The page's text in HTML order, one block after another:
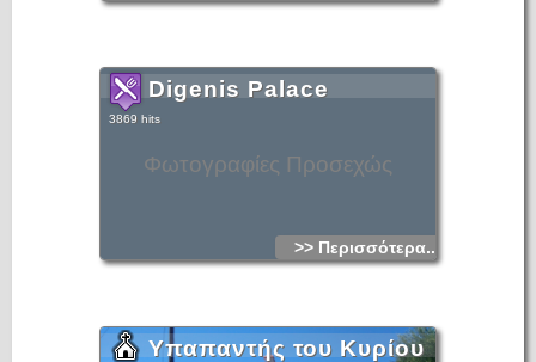
Φωτογραφίες Προσεχώς
Digenis Palace
3869 hits
>> Περισσότερα...
Υπαπαντής του Κυρίου